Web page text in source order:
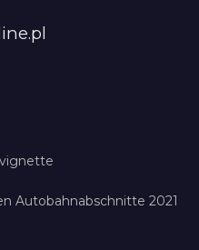
Autobahnabschnitte 2021